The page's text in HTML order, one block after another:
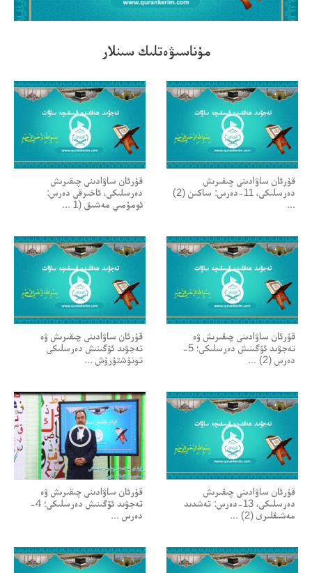
00:00/00:00
مۇناسىۋەتلىك سىنلار
قۇرئان ساۋادىنى چىقىرىش
دەرسلىكى، 11-دەرس: ساكىن (2)
...
قۇرئان ساۋادىنى چىقىرىش
دەرسلىكى، ئاخىرقى دەرس:
ئومۇمىي مەشىق (1 ...
قۇرئان ساۋادىنى چىقىرىش ۋە
تەجۋىد ئۆگىنىش دەرسلىكى؛ 5-
دەرس (2) ...
قۇرئان ساۋادىنى چىقىرىش ۋە
تەجۋىد ئۆگىنىش دەرسلىكى
تونۇشتۇرۇش ...
قۇرئان ساۋادىنى چىقىرىش
دەرسلىكى، 13-دەرس: تەشدىد
مەشىقلىرى (2) ...
قۇرئان ساۋادىنى چىقىرىش ۋە
تەجۋىد ئۆگىنىش دەرسلىكى؛ 4-
دەرس ...